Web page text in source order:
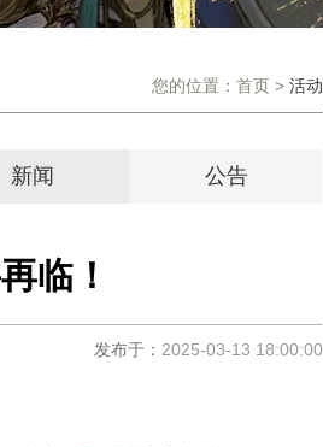
您的位置： 首页 > 活动
新闻 公告
临！
发布于： 2025-03-13 18:00:00